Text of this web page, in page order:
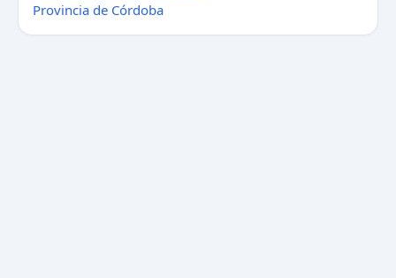
Provincia de Córdoba